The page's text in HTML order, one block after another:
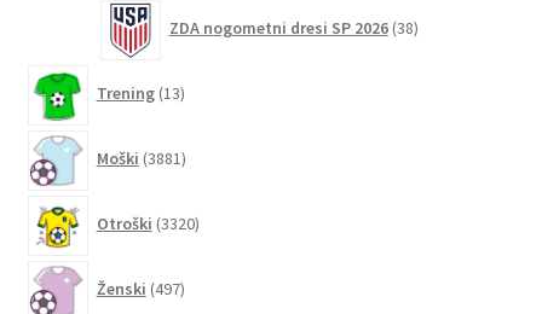
ZDA nogometni dresi SP 2026 38izdelkov
Trening 13izdelkov
Moški 3881izdelkov
Otroški 3320izdelkov
Ženski 497izdelkov